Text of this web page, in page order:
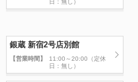
日：無し）
銀蔵 新宿2号店別館
【営業時間】
11:00～20:00（定休
日：無し）